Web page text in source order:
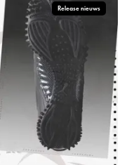
Release nieuws